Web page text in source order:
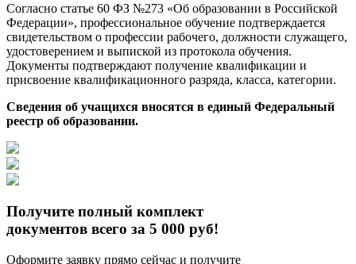
Согласно статье 60 ФЗ №273 «Об образовании в Российской
Федерации», профессиональное обучение подтверждается
свидетельством о профессии рабочего, должности служащего,
удостоверением и выпиской из протокола обучения.
Документы подтверждают получение квалификации и
присвоение квалификационного разряда, класса, категории.
Сведения об учащихся вносятся в единый Федеральный
реестр об образовании.
Получите полный комплект
документов всего за 5 000 руб!
Оформите заявку прямо сейчас и получите